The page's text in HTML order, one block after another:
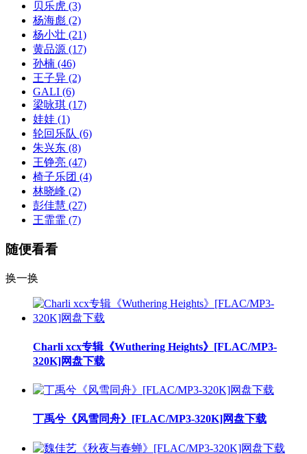
贝乐虎 (3)
杨海彪 (2)
杨小壮 (21)
黄品源 (17)
孙楠 (46)
王子异 (2)
GALI (6)
梁咏琪 (17)
娃娃 (1)
轮回乐队 (6)
朱兴东 (8)
王铮亮 (47)
椅子乐团 (4)
林晓峰 (2)
彭佳慧 (27)
王霏霏 (7)
随便看看
换一换
Charli xcx专辑《Wuthering Heights》[FLAC/MP3-
320K]网盘下载
丁禹兮《风雪同舟》[FLAC/MP3-320K]网盘下载